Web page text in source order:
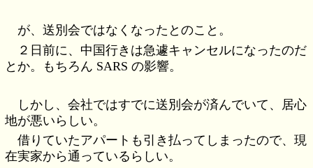
が、送別会ではなくなったとのこと。
２日前に、中国行きは急遽キャンセルになったのだ
とか。もちろん SARS の影響。
しかし、会社ではすでに送別会が済んでいて、居心
地が悪いらしい。
借りていたアパートも引き払ってしまったので、現
在実家から通っているらしい。